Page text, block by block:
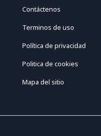
Contáctenos
Terminos de uso
Política de privacidad
Politica de cookies
Mapa del sitio